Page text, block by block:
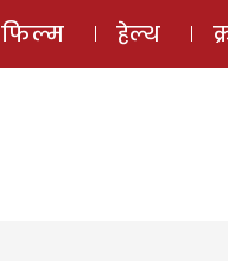
ई-मैगज़ीन
फिल्म हेल्थ